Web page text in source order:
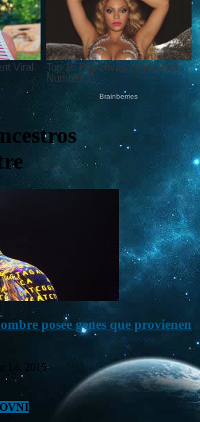
posee genes que provienen
14, 2015